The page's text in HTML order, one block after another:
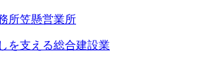
所笠懸営業所
を支える総合建設業